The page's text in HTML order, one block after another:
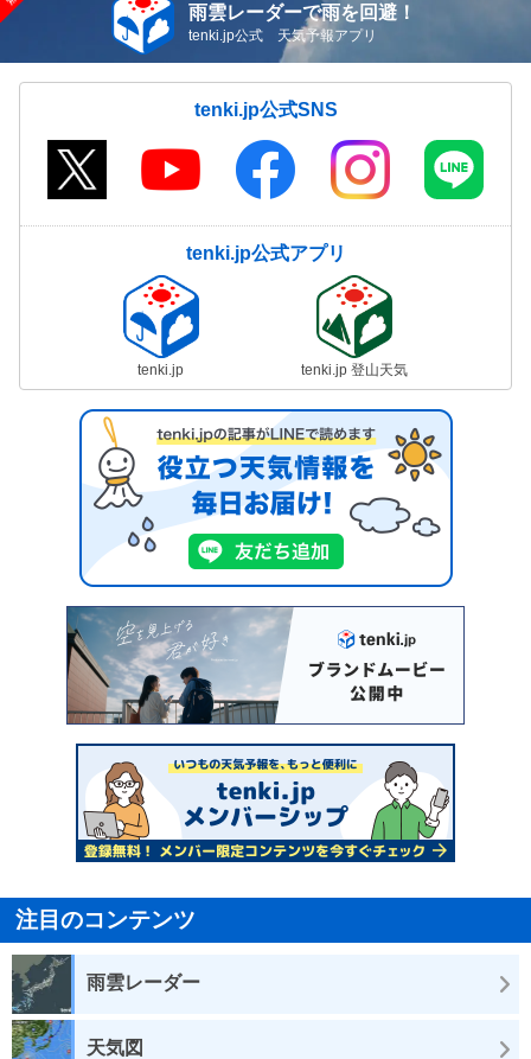
雨雲レーダーで雨を回避！
tenki.jp公式 天気予報アプリ
tenki.jp公式SNS
tenki.jp公式アプリ
tenki.jp tenki.jp 登山天気
注目のコンテンツ
雨雲レーダー
天気図